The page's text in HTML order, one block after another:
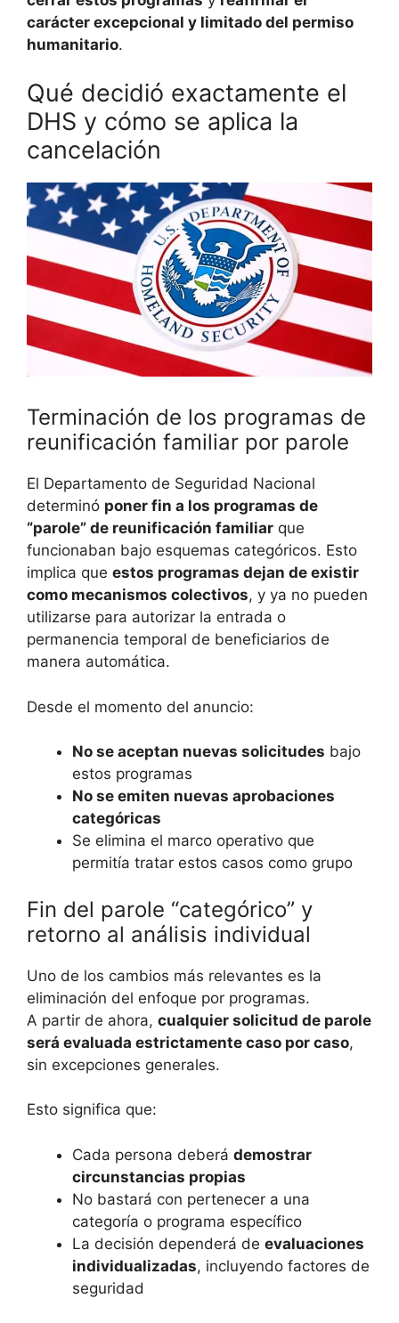
carácter excepcional y limitado del permiso
humanitario.
Qué decidió exactamente el
DHS y cómo se aplica la
cancelación
Terminación de los programas de
reunificación familiar por parole
El Departamento de Seguridad Nacional
determinó poner fin a los programas de
“parole” de reunificación familiar que
funcionaban bajo esquemas categóricos. Esto
implica que estos programas dejan de existir
como mecanismos colectivos, y ya no pueden
utilizarse para autorizar la entrada o
permanencia temporal de beneficiarios de
manera automática.
Desde el momento del anuncio:
No se aceptan nuevas solicitudes bajo
estos programas
No se emiten nuevas aprobaciones
categóricas
Se elimina el marco operativo que
permitía tratar estos casos como grupo
Fin del parole “categórico” y
retorno al análisis individual
Uno de los cambios más relevantes es la
eliminación del enfoque por programas.
A partir de ahora, cualquier solicitud de parole
será evaluada estrictamente caso por caso,
sin excepciones generales.
Esto significa que:
Cada persona deberá demostrar
circunstancias propias
No bastará con pertenecer a una
categoría o programa específico
La decisión dependerá de evaluaciones
individualizadas, incluyendo factores de
seguridad